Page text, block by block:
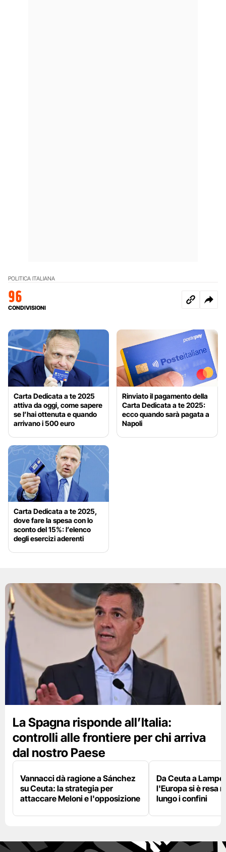
POLITICA ITALIANA
96
CONDIVISIONI
Carta Dedicata a te 2025
attiva da oggi, come sapere
se l’hai ottenuta e quando
arrivano i 500 euro
Rinviato il pagamento della
Carta Dedicata a te 2025:
ecco quando sarà pagata a
Napoli
Carta Dedicata a te 2025,
dove fare la spesa con lo
sconto del 15%: l’elenco
degli esercizi aderenti
La Spagna risponde all’Italia:
controlli alle frontiere per chi arriva
dal nostro Paese
Vannacci dà ragione a Sánchez
su Ceuta: la strategia per
attaccare Meloni e l'opposizione
Da Ceuta a
l'Europa si è resa
lungo i confini